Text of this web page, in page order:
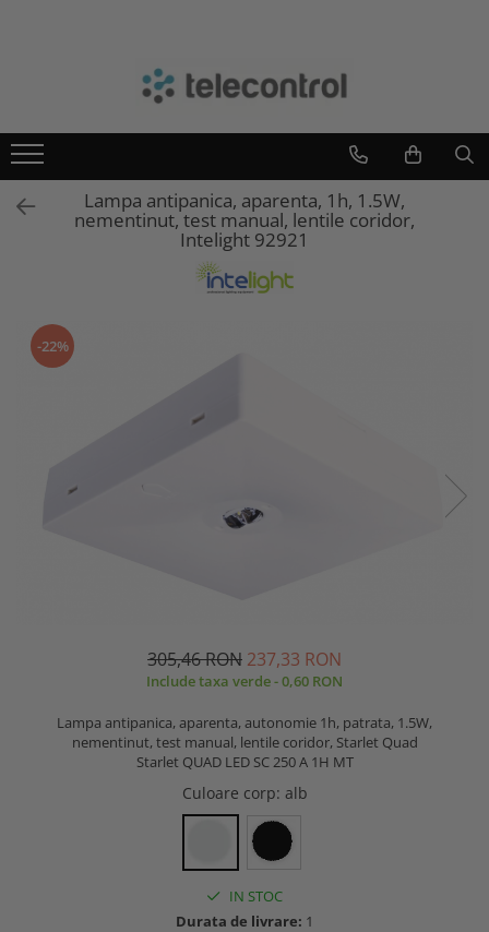
Teletask
Intelight
Hikvision
Lampa antipanica, aparenta, 1h, 1.5W,
nementinut, test manual, lentile coridor,
Intelight 92921
-22%
305,46 RON 237,33 RON
Include taxa verde - 0,60 RON
Lampa antipanica, aparenta, autonomie 1h, patrata, 1.5W,
nementinut, test manual, lentile coridor, Starlet Quad
Starlet QUAD LED SC 250 A 1H MT
Culoare corp: alb
IN STOC
Durata de livrare: 1